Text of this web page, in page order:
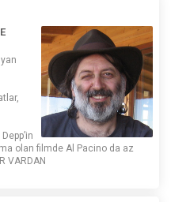
olan filmde Al Pacino da az
VARDAN